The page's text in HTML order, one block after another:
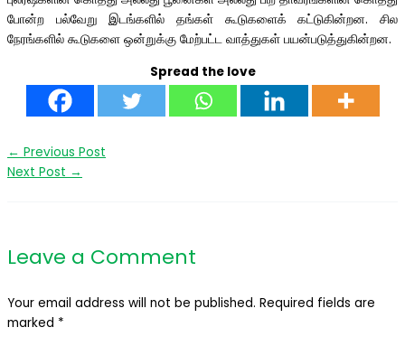
போன்ற பல்வேறு இடங்களில் தங்கள் கூடுகளைக் கட்டுகின்றன. சில
நேரங்களில் கூடுகளை ஒன்றுக்கு மேற்பட்ட வாத்துகள் பயன்படுத்துகின்றன.
Spread the love
← Previous Post
Next Post →
Leave a Comment
Your email address will not be published. Required fields are
marked *